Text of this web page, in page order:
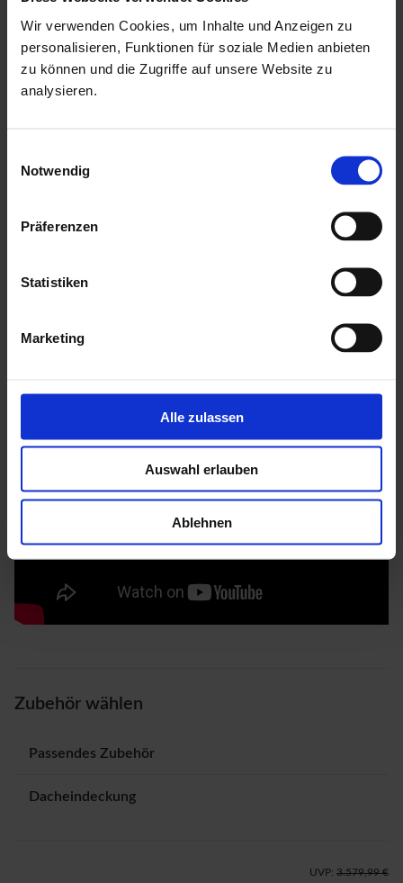
Wir verwenden Cookies, um Inhalte und Anzeigen zu
personalisieren, Funktionen für soziale Medien anbieten
zu können und die Zugriffe auf unsere Website zu
analysieren.
Notwendig
Präferenzen
Statistiken
Marketing
Alle zulassen
Auswahl erlauben
Ablehnen
Kesseldruckimprägnierung der Bodenbalken sind diese vor
Witterungseinflüssen und holzzersetzenden Pilzen bereits
geschützt. Die praktische und vormontierte Tür sorgt mit
Gartenhaus und sichert den Inhalt nebenbei effektiv vor
unbefugtem Zugriff. Die Verglasung der Lichtausschnitte
sorgt für großzügigen Tageslichteinfall.
Zubehör wählen
Passendes Zubehör
Dacheindeckung
UVP: 3.579,99 €